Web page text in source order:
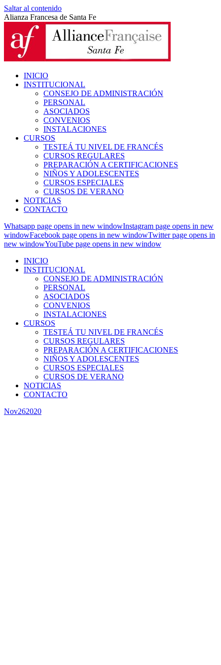
Saltar al contenido
Alianza Francesa de Santa Fe
INICIO
INSTITUCIONAL
CONSEJO DE ADMINISTRACIÓN
PERSONAL
ASOCIADOS
CONVENIOS
INSTALACIONES
CURSOS
TESTEÁ TU NIVEL DE FRANCÉS
CURSOS REGULARES
PREPARACIÓN A CERTIFICACIONES
NIÑOS Y ADOLESCENTES
CURSOS ESPECIALES
CURSOS DE VERANO
NOTICIAS
CONTACTO
Whatsapp page opens in new windowInstagram page opens in new
windowFacebook page opens in new windowTwitter page opens in
new windowYouTube page opens in new window
INICIO
INSTITUCIONAL
CONSEJO DE ADMINISTRACIÓN
PERSONAL
ASOCIADOS
CONVENIOS
INSTALACIONES
CURSOS
TESTEÁ TU NIVEL DE FRANCÉS
CURSOS REGULARES
PREPARACIÓN A CERTIFICACIONES
NIÑOS Y ADOLESCENTES
CURSOS ESPECIALES
CURSOS DE VERANO
NOTICIAS
CONTACTO
Nov262020